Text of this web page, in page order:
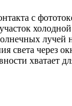
с
лучей
света через
хватает